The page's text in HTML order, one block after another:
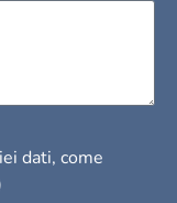
dati, come